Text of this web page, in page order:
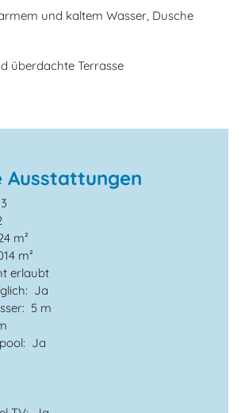
und kaltem Wasser, Dusche
überdachte Terrasse
Ausstattungen
3
m²
m²
erlaubt
Ja
5 m
Ja